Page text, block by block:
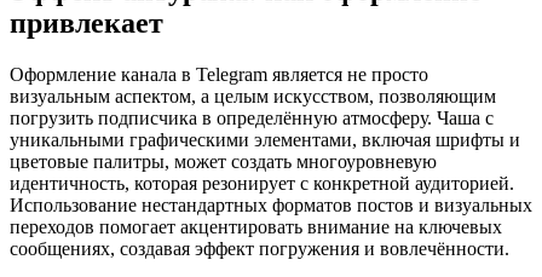
привлекает
Оформление канала в Telegram является не просто
визуальным аспектом, а целым искусством, позволяющим
погрузить подписчика в определённую атмосферу. Чаша с
уникальными графическими элементами, включая шрифты и
цветовые палитры, может создать многоуровневую
идентичность, которая резонирует с конкретной аудиторией.
Использование нестандартных форматов постов и визуальных
переходов помогает акцентировать внимание на ключевых
сообщениях, создавая эффект погружения и вовлечённости.